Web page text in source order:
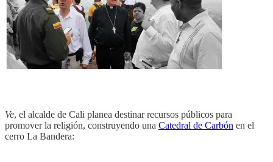
Ve, el alcalde de Cali planea destinar recursos públicos para
promover la religión, construyendo una Catedral de Carbón en el
cerro La Bandera: